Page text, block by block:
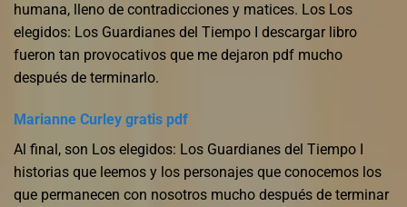
humana, lleno de contradicciones y matices. Los Los
elegidos: Los Guardianes del Tiempo I descargar libro
fueron tan provocativos que me dejaron pdf mucho
después de terminarlo.
Marianne Curley gratis pdf
Al final, son Los elegidos: Los Guardianes del Tiempo I
historias que leemos y los personajes que conocemos los
que permanecen con nosotros mucho después de terminar